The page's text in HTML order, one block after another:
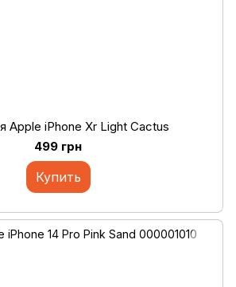
Apple iPhone Xr Light Cactus
499 грн
Купить